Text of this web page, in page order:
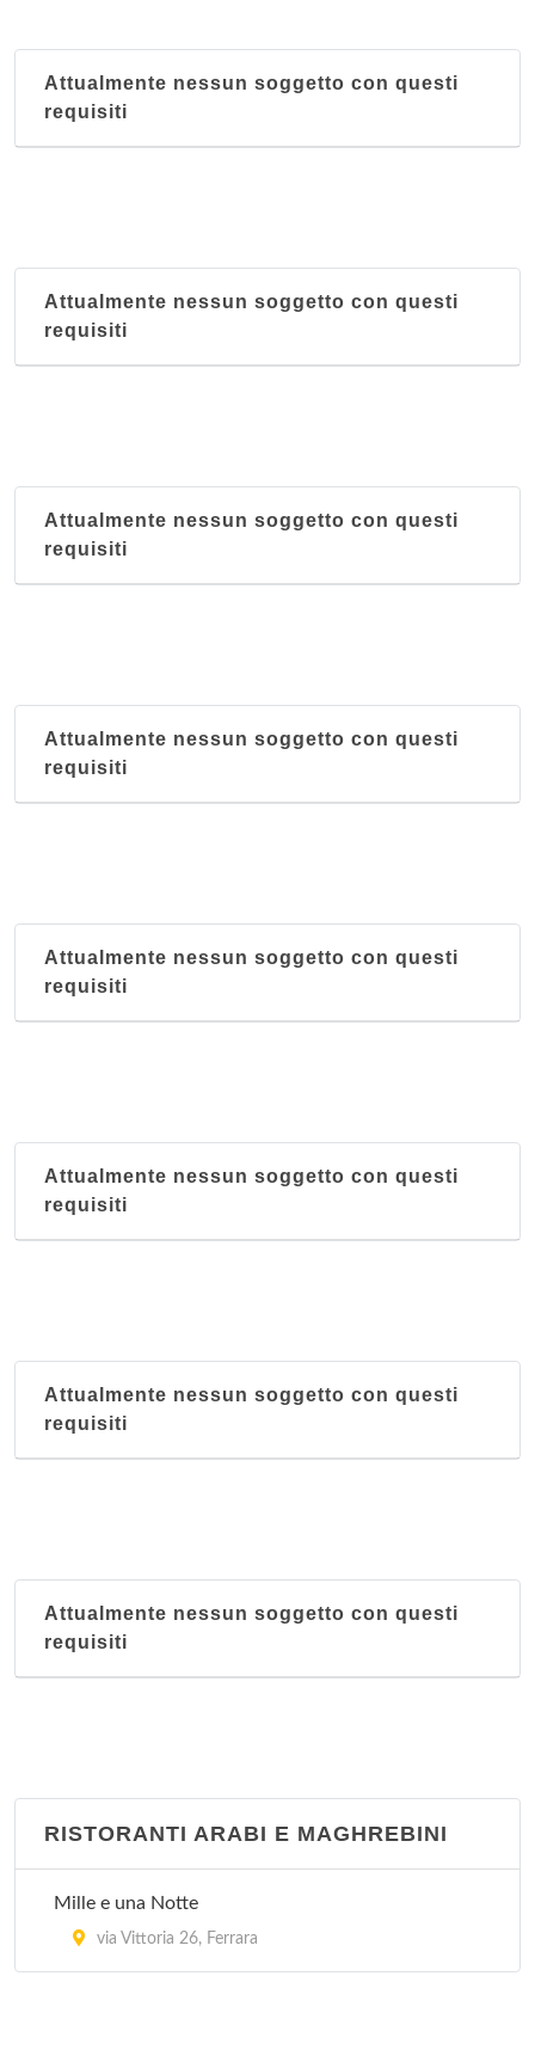
Attualmente nessun soggetto con questi
requisiti
Attualmente nessun soggetto con questi
requisiti
Attualmente nessun soggetto con questi
requisiti
Attualmente nessun soggetto con questi
requisiti
Attualmente nessun soggetto con questi
requisiti
Attualmente nessun soggetto con questi
requisiti
Attualmente nessun soggetto con questi
requisiti
Attualmente nessun soggetto con questi
requisiti
RISTORANTI ARABI E MAGHREBINI
Mille e una Notte
via Vittoria 26, Ferrara